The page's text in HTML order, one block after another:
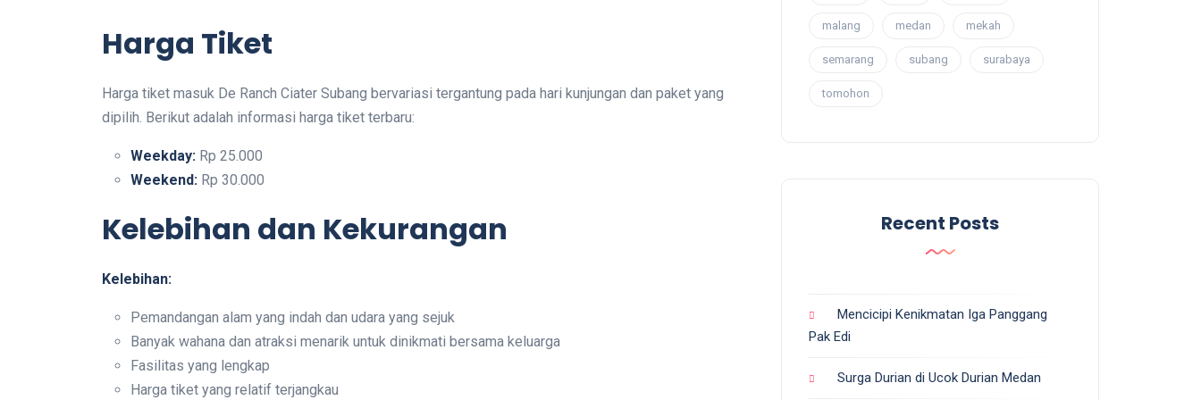
Harga Tiket
Harga tiket masuk De Ranch Ciater Subang bervariasi tergantung pada hari kunjungan dan paket yang
dipilih. Berikut adalah informasi harga tiket terbaru:
Weekday: Rp 25.000
Weekend: Rp 30.000
Kelebihan dan Kekurangan
Kelebihan:
Pemandangan alam yang indah dan udara yang sejuk
Banyak wahana dan atraksi menarik untuk dinikmati bersama keluarga
Fasilitas yang lengkap
Harga tiket yang relatif terjangkau
malang medan mekah
semarang subang surabaya
tomohon
Recent Posts
Mencicipi Kenikmatan Iga Panggang
Pak Edi
Surga Durian di Ucok Durian Medan